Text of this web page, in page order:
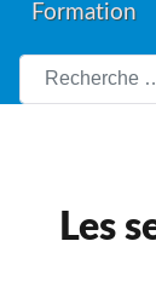
Formation
Rechercher
Les